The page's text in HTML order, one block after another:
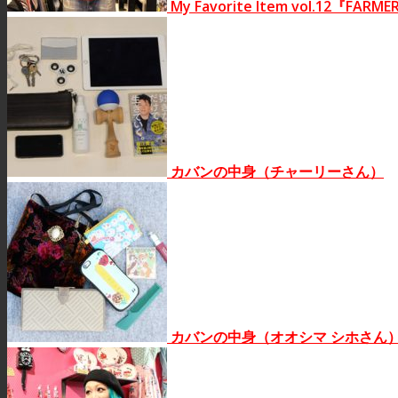
My Favorite Item vol.12『
カバンの中身（チャーリーさん）
カバンの中身（オオシマ シホさん）